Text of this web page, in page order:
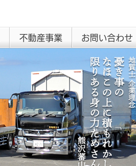
不動産事業 お問い合わせ